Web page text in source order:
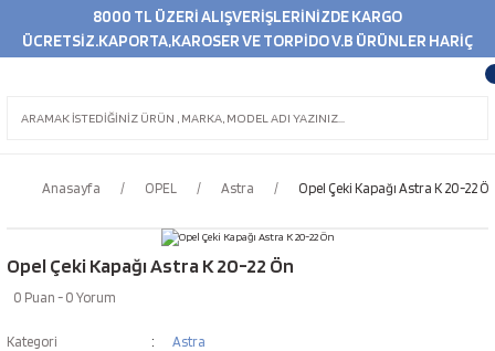
8000 TL ÜZERİ ALIŞVERİŞLERİNİZDE KARGO
ÜCRETSİZ.KAPORTA,KAROSER VE TORPİDO V.B ÜRÜNLER HARİÇ
Anasayfa OPEL Astra Opel Çeki Kapağı Astra K 20-22
Opel Çeki Kapağı Astra K 20-22 Ön
0 Puan - 0 Yorum
Kategori
Astra